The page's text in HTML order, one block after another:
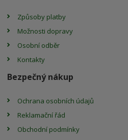
Způsoby platby
Možnosti dopravy
Osobní odběr
Kontakty
Bezpečný nákup
Ochrana osobních údajů
Reklamační řád
Obchodní podmínky